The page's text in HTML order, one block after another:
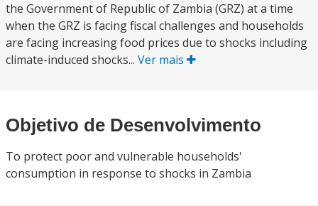
the Government of Republic of Zambia (GRZ) at a time
when the GRZ is facing fiscal challenges and households
are facing increasing food prices due to shocks including
climate-induced shocks... Ver mais
Objetivo de Desenvolvimento
To protect poor and vulnerable households'
consumption in response to shocks in Zambia